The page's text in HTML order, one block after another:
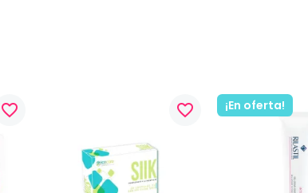
favorite_border favorite_border ¡En oferta!